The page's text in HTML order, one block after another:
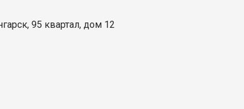
95 квартал, дом 12